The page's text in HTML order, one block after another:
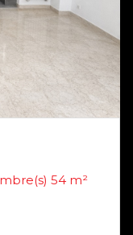
Appartement 2 pièce(s) 1 chambre(s) 54 m²